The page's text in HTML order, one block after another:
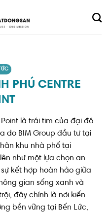
PHÚ CENTRE
là trái tim của đại đô
do BIM Group đầu tư tại
khu nhà phố tại
như một lựa chọn an
kết hợp hoàn hảo giữa
gian sống xanh và
đây chính là nơi kiến
bền vững tại Bến Lức,